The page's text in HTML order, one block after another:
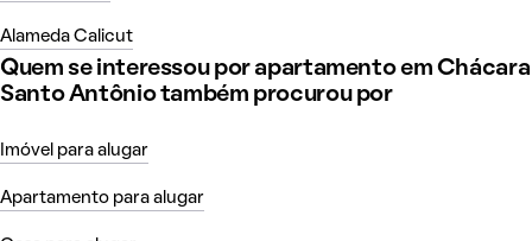
Alameda Calicut
Quem se interessou por apartamento em Chácara
Santo Antônio também procurou por
Imóvel para alugar
Apartamento para alugar